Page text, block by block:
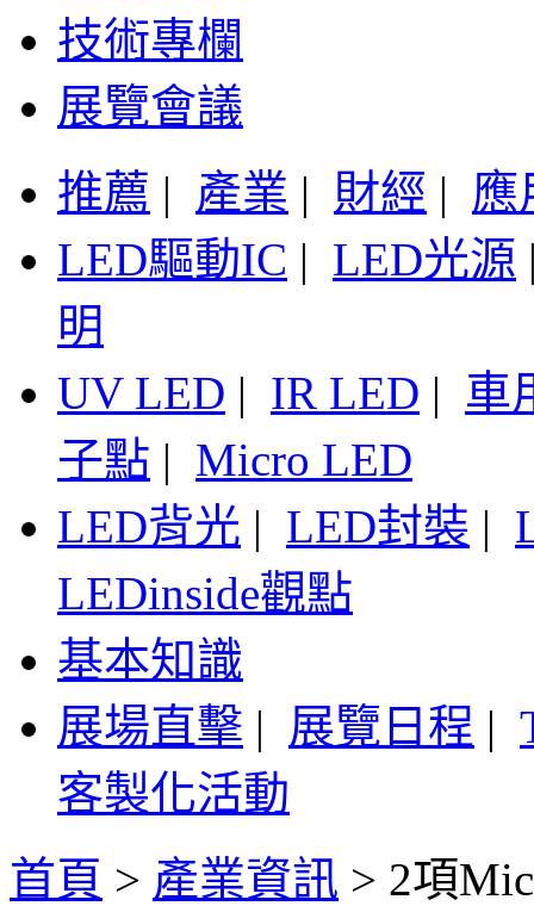
技術專欄
展覽會議
推薦 | 產業 | 財經 | 應
LED驅動IC | LED光源
明
UV LED | IR LED | 車
子點 | Micro LED
LED背光 | LED封裝 |
LEDinside觀點
基本知識
展場直擊 | 展覽日程 |
客製化活動
首頁 > 產業資訊 > 2項